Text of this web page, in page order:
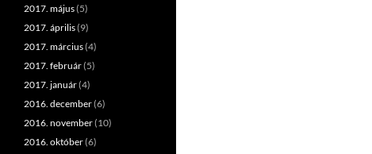
2017. május(5)
2017. április(9)
2017. március(4)
2017. február(5)
2017. január(4)
2016. december(6)
2016. november(10)
2016. október(6)